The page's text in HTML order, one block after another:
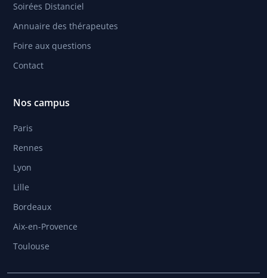
Soirées Distanciel
Annuaire des thérapeutes
Foire aux questions
Contact
Nos campus
Paris
Rennes
Lyon
Lille
Bordeaux
Aix-en-Provence
Toulouse